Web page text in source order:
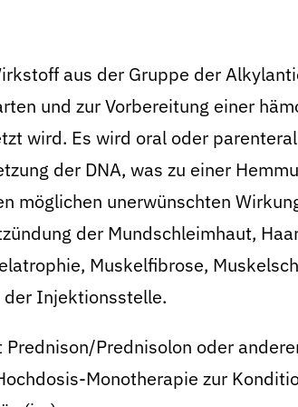
aus der Gruppe der
und zur Vorbereitung einer
wird. Es wird oral oder
der DNA, was zu einer
möglichen unerwünschten
der Mundschleimhaut,
Muskelfibrose,
der Injektionsstelle.
Prednisolon oder
Monotherapie zur